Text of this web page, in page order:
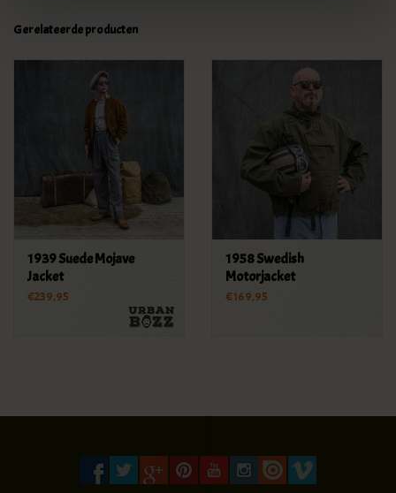
Gerelateerde producten
1939 Suede Mojave
Jacket
€239,95
1958 Swedish
Motorjacket
€169,95